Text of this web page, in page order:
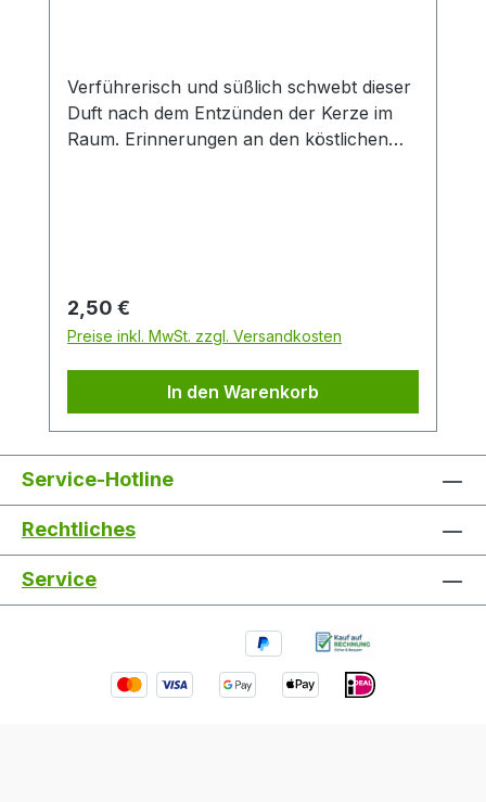
Verführerisch und süßlich schwebt dieser
Duft nach dem Entzünden der Kerze im
Raum. Erinnerungen an den köstlichen
Regulärer Preis:
2,50 €
Preise inkl. MwSt. zzgl. Versandkosten
In den Warenkorb
Service-Hotline
Rechtliches
Service